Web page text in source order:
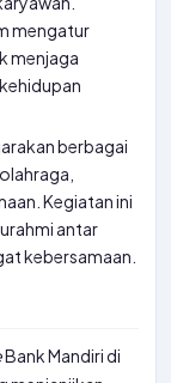
mengatur
menjaga
berbagai
Kegiatan ini
antar
kebersamaan.
Bank Mandiri di